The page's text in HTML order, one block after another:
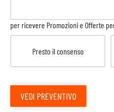
per ricevere Promozioni e Offerte
Presto il consenso
VEDI PREVENTIVO